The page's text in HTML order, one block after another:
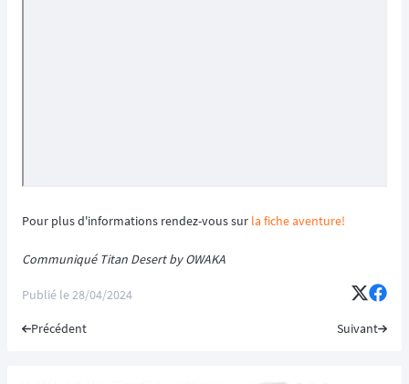
Pour plus d'informations rendez-vous sur la fiche aventure!
Communiqué Titan Desert by OWAKA
Publié le28/04/2024
Précédent Suivant